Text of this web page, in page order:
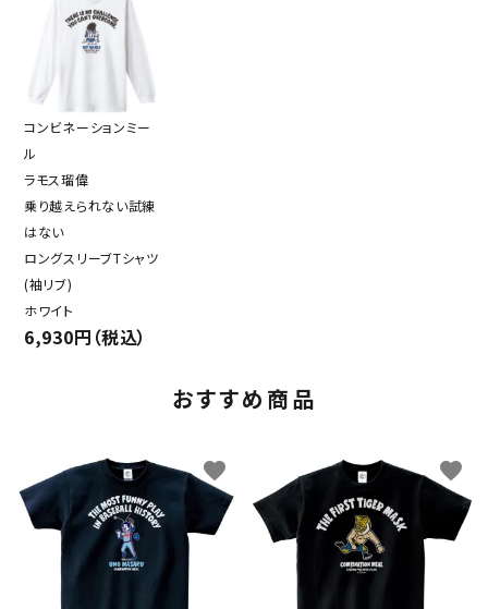
コンビネーションミー
ル
ラモス瑠偉
乗り越えられない試練
はない
ロングスリーブTシャツ
(袖リブ)
ホワイト
6,930円（税込）
おすすめ商品
favorite favorite